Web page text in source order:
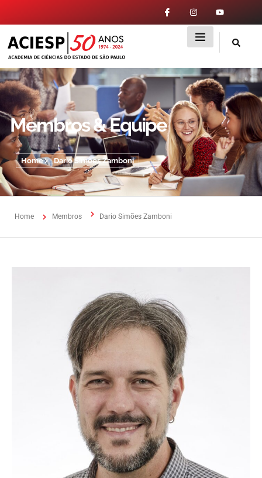
Membros & Equipe
Home Dario Simões Zamboni
Home Membros Dario Simões Zamboni